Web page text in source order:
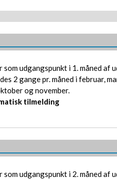
udgangspunkt i 1. måned af
2 gange pr. måned i februar,
og november.
tilmelding
udgangspunkt i 2. måned af